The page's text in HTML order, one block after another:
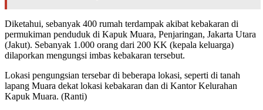
Diketahui, sebanyak 400 rumah terdampak akibat kebakaran di
permukiman penduduk di Kapuk Muara, Penjaringan, Jakarta Utara
(Jakut). Sebanyak 1.000 orang dari 200 KK (kepala keluarga)
dilaporkan mengungsi imbas kebakaran tersebut.
Lokasi pengungsian tersebar di beberapa lokasi, seperti di tanah
lapang Muara dekat lokasi kebakaran dan di Kantor Kelurahan
Kapuk Muara. (Ranti)